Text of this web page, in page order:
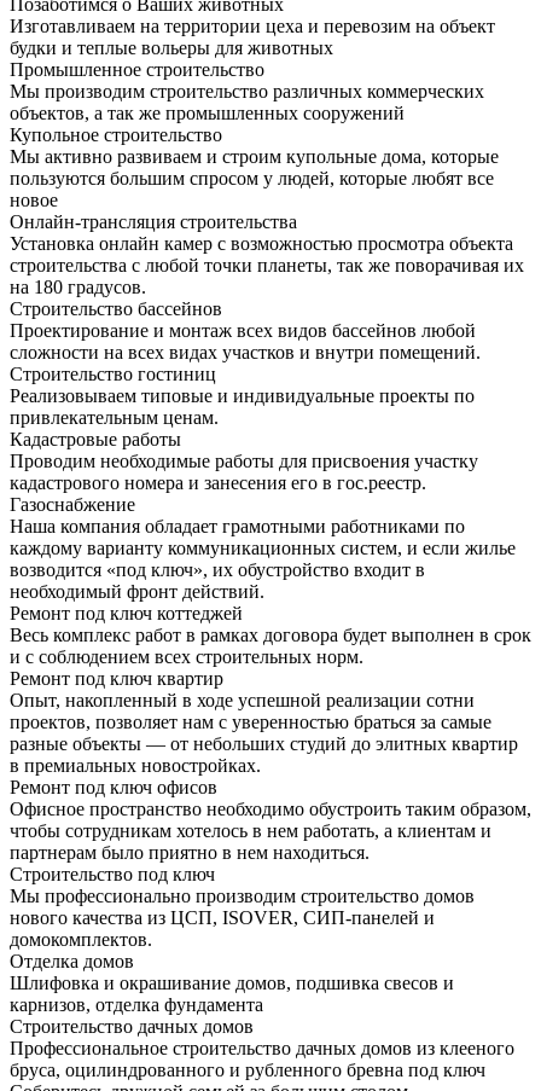
Изготавливаем на территории цеха и перевозим на объект
будки и теплые вольеры для животных
Промышленное строительство
Мы производим строительство различных коммерческих
объектов, а так же промышленных сооружений
Купольное строительство
Мы активно развиваем и строим купольные дома, которые
пользуются большим спросом у людей, которые любят все
новое
Онлайн-трансляция строительства
Установка онлайн камер с возможностью просмотра объекта
строительства с любой точки планеты, так же поворачивая их
на 180 градусов.
Строительство бассейнов
Проектирование и монтаж всех видов бассейнов любой
сложности на всех видах участков и внутри помещений.
Строительство гостиниц
Реализовываем типовые и индивидуальные проекты по
привлекательным ценам.
Кадастровые работы
Проводим необходимые работы для присвоения участку
кадастрового номера и занесения его в гос.реестр.
Газоснабжение
Наша компания обладает грамотными работниками по
каждому варианту коммуникационных систем, и если жилье
возводится «под ключ», их обустройство входит в
необходимый фронт действий.
Ремонт под ключ коттеджей
Весь комплекс работ в рамках договора будет выполнен в срок
и с соблюдением всех строительных норм.
Ремонт под ключ квартир
Опыт, накопленный в ходе успешной реализации сотни
проектов, позволяет нам с уверенностью браться за самые
разные объекты — от небольших студий до элитных квартир
в премиальных новостройках.
Ремонт под ключ офисов
Офисное пространство необходимо обустроить таким образом,
чтобы сотрудникам хотелось в нем работать, а клиентам и
партнерам было приятно в нем находиться.
Строительство под ключ
Мы профессионально производим строительство домов
нового качества из ЦСП, ISOVER, СИП-панелей и
домокомплектов.
Отделка домов
Шлифовка и окрашивание домов, подшивка свесов и
карнизов, отделка фундамента
Строительство дачных домов
Профессиональное строительство дачных домов из клееного
бруса, оцилиндрованного и рубленного бревна под ключ